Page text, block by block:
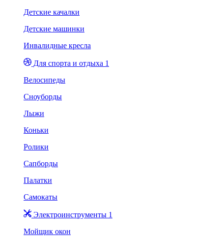
Детские качалки
Детские машинки
Инвалидные кресла
Для спорта и отдыха 1
Велосипеды
Сноуборды
Лыжи
Коньки
Ролики
Сапборды
Палатки
Самокаты
Электроинструменты 1
Мойщик окон